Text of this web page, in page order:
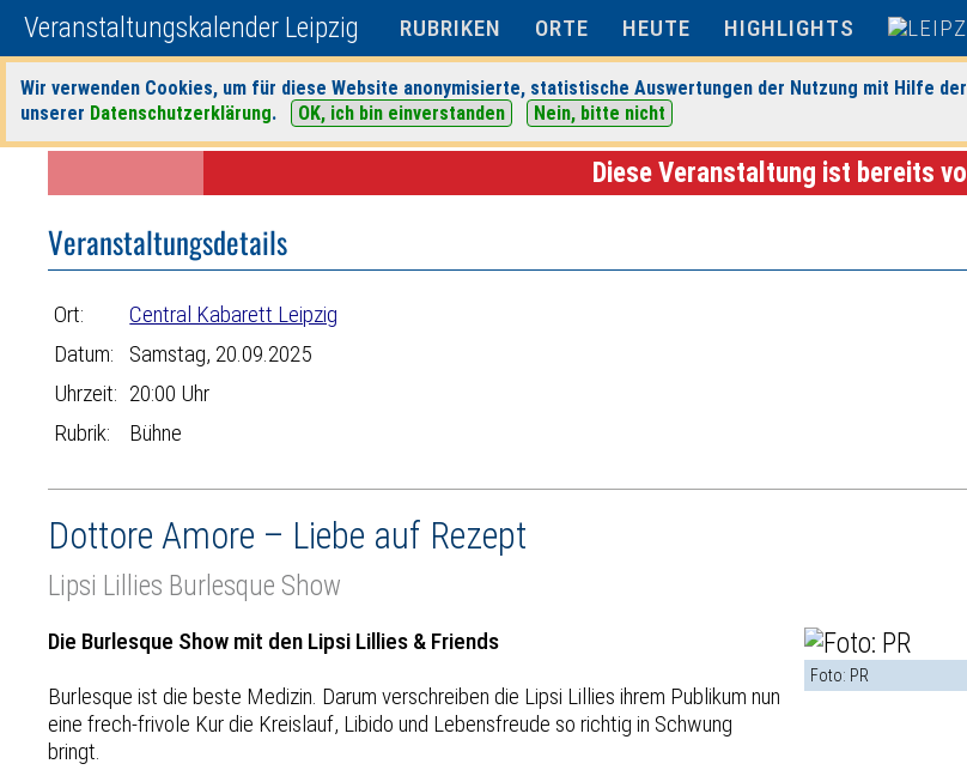
Veranstaltungskalender Leipzig RUBRIKEN ORTE HEUTE HIGHLIGHTS
Wir verwenden Cookies, um für diese Website anonymisierte, statistische Auswertungen der Nutzung mit Hilfe
unserer Datenschutzerklärung. OK, ich bin einverstanden Nein, bitte nicht
Startseite>Veranstaltungen>Suche> Bühne> Central Kabarett Leipzig> Veranstaltungsdetails
Diese Veranstaltung ist bereits
Veranstaltungsdetails
Ort:
Central Kabarett Leipzig
Datum:
Samstag, 20.09.2025
Uhrzeit: 20:00 Uhr
Rubrik:
Bühne
Dottore Amore – Liebe auf Rezept
Lipsi Lillies Burlesque Show
Die Burlesque Show mit den Lipsi Lillies & Friends
Burlesque ist die beste Medizin. Darum verschreiben die Lipsi Lillies ihrem Publikum nun
eine frech-frivole Kur die Kreislauf, Libido und Lebensfreude so richtig in Schwung
bringt.
Foto: PR